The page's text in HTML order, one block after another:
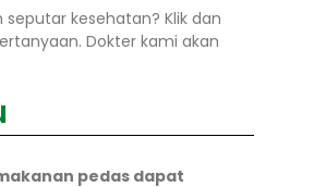
seputar kesehatan? Klik dan
Dokter kami akan
pedas dapat